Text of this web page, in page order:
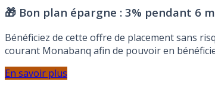
🎁 Bon plan épargne : 3% pendant 6
Bénéficiez de cette offre de placement sans
courant Monabanq afin de pouvoir en
En savoir plus